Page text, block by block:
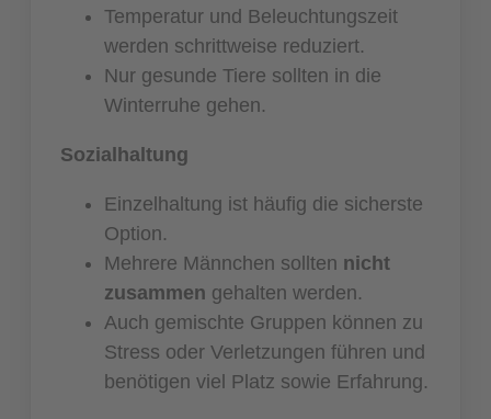
Temperatur und Beleuchtungszeit
werden schrittweise reduziert.
Nur gesunde Tiere sollten in die
Winterruhe gehen.
Sozialhaltung
Einzelhaltung ist häufig die sicherste
Option.
Mehrere Männchen sollten nicht
zusammen gehalten werden.
Auch gemischte Gruppen können zu
Stress oder Verletzungen führen und
benötigen viel Platz sowie Erfahrung.